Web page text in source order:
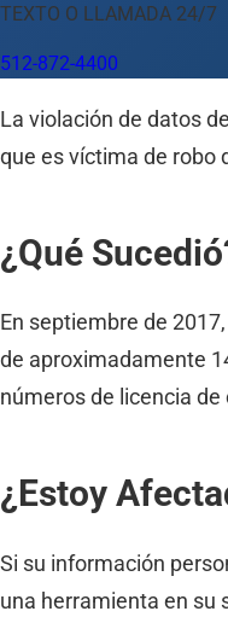
Austin 512-872-4400
Cambiar ubicación
Usar mi
Abilene
Amarillo Austin
TEXTO O LLAMADA 24/7
512-872-4400
La violación de datos
que es víctima de robo
¿Qué
En septiembre de
de aproximadamente
números de licencia
¿Estoy
Si su información
una herramienta en su